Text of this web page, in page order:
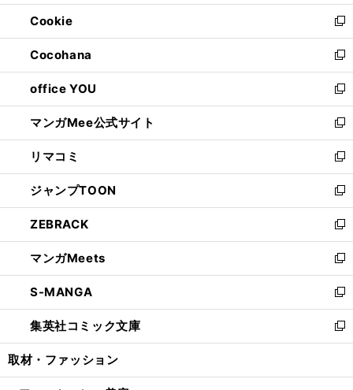
開
く
ウ
で
開
く
ン
ド
ウ
で
開
く
ウ
ィ
ン
ド
ウ
で
開
く
Cookie
新
し
い
ウ
ィ
ン
ド
ウ
で
開
く
Cocohana
新
し
い
ウ
ィ
ン
ド
ウ
で
開
く
office YOU
新
し
い
ウ
ィ
ン
ド
ウ
で
開
く
マンガMee公式サイト
新
し
い
ウ
ィ
ン
ド
ウ
で
開
く
リマコミ
新
し
い
ウ
ィ
ン
ド
ウ
で
開
く
ジャンプTOON
新
し
い
ウ
ィ
ン
ド
ウ
で
開
ZEBRACK
新
し
い
ウ
ィ
ン
ド
ウ
開
マンガMeets
新
し
い
ウ
ィ
ン
ウ
S-MANGA
新
し
い
ウ
ン
集英社コミック文庫
新
し
ウ
取材・ファッション